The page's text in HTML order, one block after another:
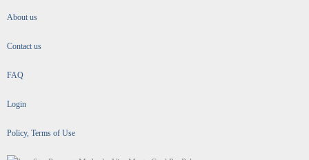
About us
Contact us
FAQ
Login
Policy, Terms of Use